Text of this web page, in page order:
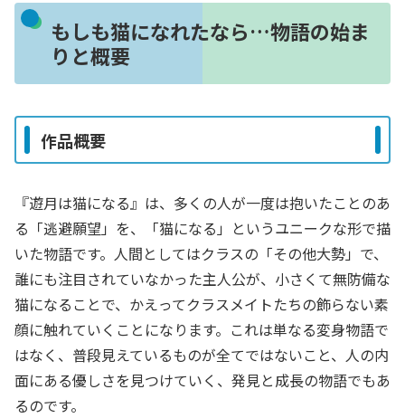
もしも猫になれたなら…物語の始ま
りと概要
作品概要
『遊月は猫になる』は、多くの人が一度は抱いたことのあ
る「逃避願望」を、「猫になる」というユニークな形で描
いた物語です。人間としてはクラスの「その他大勢」で、
誰にも注目されていなかった主人公が、小さくて無防備な
猫になることで、かえってクラスメイトたちの飾らない素
顔に触れていくことになります。これは単なる変身物語で
はなく、普段見えているものが全てではないこと、人の内
面にある優しさを見つけていく、発見と成長の物語でもあ
るのです。